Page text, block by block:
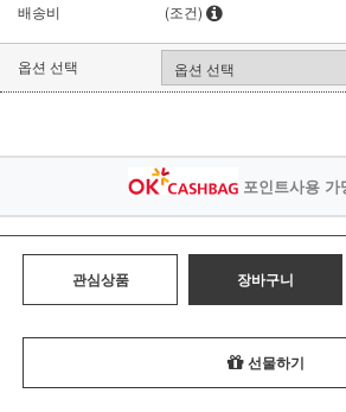
배송비
(조건)
옵션 선택
포인트사용 가
관심상품 장바구니
선물하기